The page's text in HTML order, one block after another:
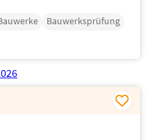
Bauwerksprüfung